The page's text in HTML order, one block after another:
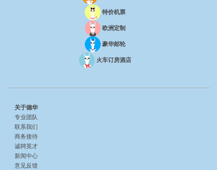
特价机票
欧洲定制
豪华邮轮
火车订房酒店
关于德华
专业团队
联系我们
商务接待
诚聘英才
新闻中心
意见反馈